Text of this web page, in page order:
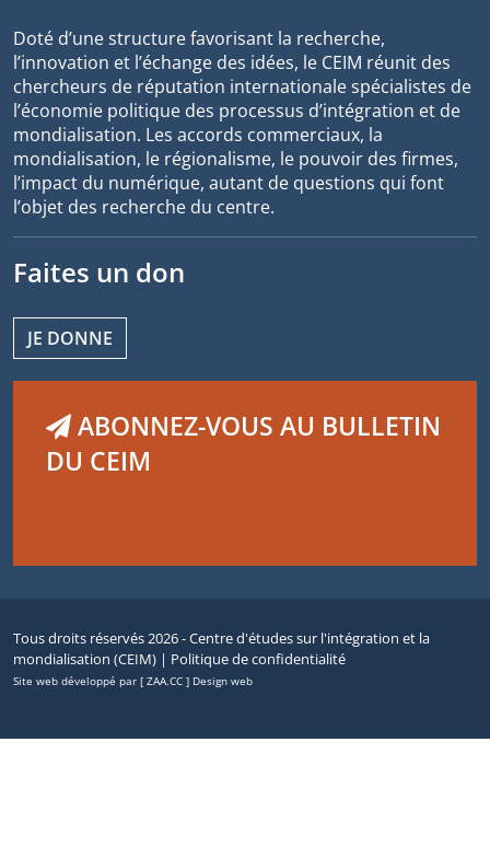
Doté d’une structure favorisant la recherche,
l’innovation et l’échange des idées, le CEIM réunit des
chercheurs de réputation internationale spécialistes de
l’économie politique des processus d’intégration et de
mondialisation. Les accords commerciaux, la
mondialisation, le régionalisme, le pouvoir des firmes,
l’impact du numérique, autant de questions qui font
l’objet des recherche du centre.
Faites un don
JE DONNE
ABONNEZ-VOUS AU BULLETIN
DU CEIM
Tous droits réservés 2026 - Centre d'études sur l'intégration et la
mondialisation (CEIM) | Politique de confidentialité
Site web développé par [ ZAA.CC ] Design web